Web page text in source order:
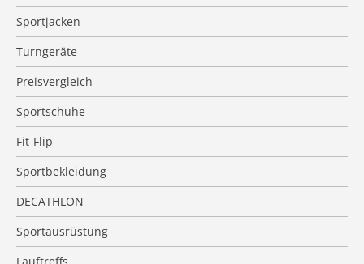
Sportjacken
Turngeräte
Preisvergleich
Sportschuhe
Fit-Flip
Sportbekleidung
DECATHLON
Sportausrüstung